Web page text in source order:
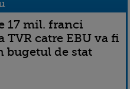
17 mil. franci
TVR catre EBU va fi
bugetul de stat